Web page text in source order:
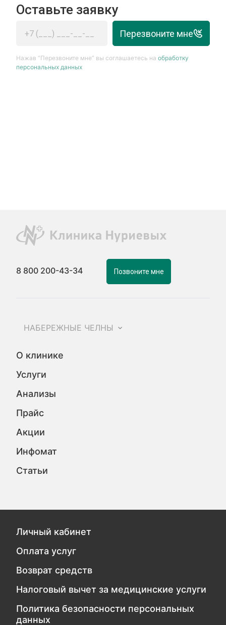
Оставьте заявку
Перезвоните мне
Нажав “Перезвоните мне” вы соглашаетесь наобработку
персональных данных
8 800 200-43-34 Позвоните мне
НАБЕРЕЖНЫЕ ЧЕЛНЫ
О клинике
Услуги
Анализы
Прайс
Акции
Инфомат
Статьи
Личный кабинет
Оплата услуг
Возврат средств
Налоговый вычет за медицинские услуги
Политика безопасности персональных
данных